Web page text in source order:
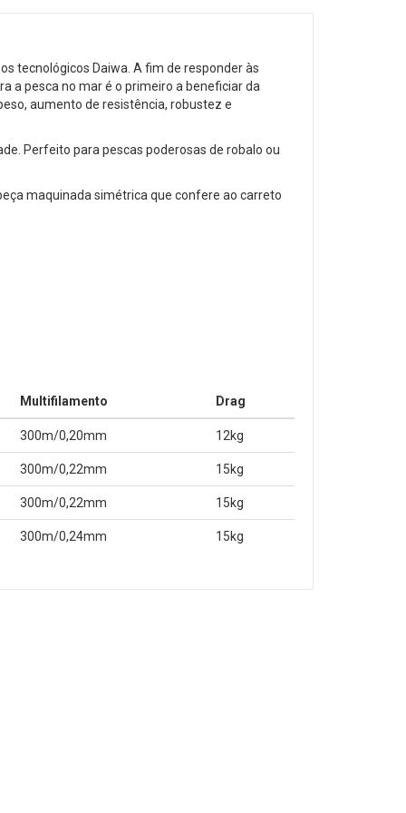
tecnológicos Daiwa. A fim de responder às
a pesca no mar é o primeiro a beneficiar da
aumento de resistência, robustez e
Perfeito para pescas poderosas de robalo ou
maquinada simétrica que confere ao carreto
Multifilamento Drag
300m/0,20mm 12kg
300m/0,22mm 15kg
300m/0,22mm 15kg
300m/0,24mm 15kg